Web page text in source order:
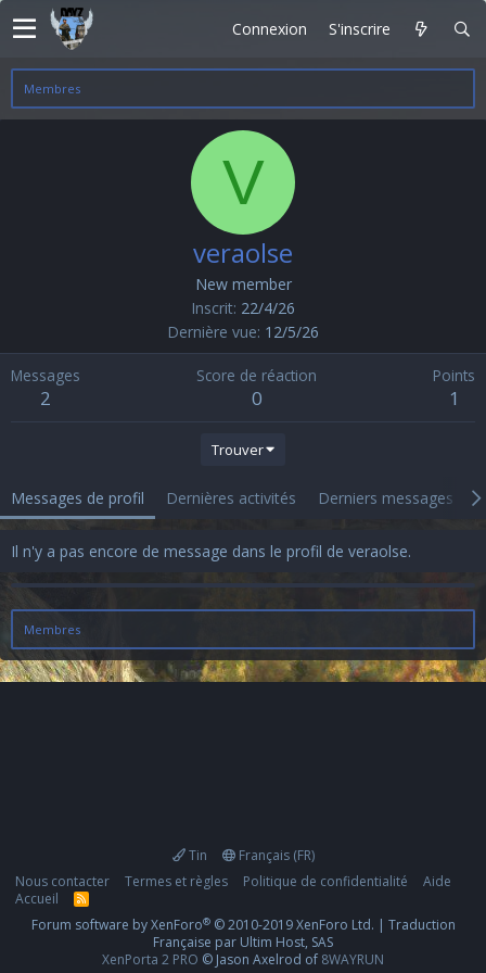
Connexion S'inscrire
Membres
V
veraolse
New member
Inscrit 22/4/26
Dernière vue 12/5/26
Messages
2
Score de réaction
0
Points
1
Trouver
Messages de profil Dernières activités Derniers messages
Il n'y a pas encore de message dans le profil de veraolse.
Membres
Tin
Français (FR)
Nous contacter
Termes et règles Politique de confidentialité
Aide
Accueil
R
S
S
Forum software by XenForo® © 2010-2019 XenForo Ltd. | Traduction
Française par Ultim Host, SAS
XenPorta 2 PRO © Jason Axelrod of 8WAYRUN